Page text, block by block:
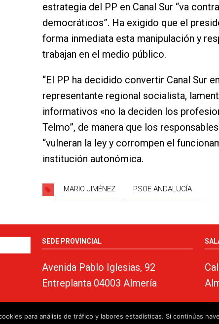
estrategia del PP en Canal Sur “va
democráticos”. Ha exigido que el
forma inmediata esta manipulación y
trabajan en el medio público.
“El PP ha decidido convertir Canal Sur
representante regional socialista,
informativos «no la deciden los
Telmo”, de manera que los
“vulneran la ley y corrompen el
institución autonómica.
MARIO JIMÉNEZ PSOE ANDALUCÍA
SEDE PROVINCIAL
Avenida Pablo Iglesias, 92
Entreplanta 04003 Almería
psoe@psoe-almeria.com
para análisis de tráfico y labores estadísticas. Si continúas